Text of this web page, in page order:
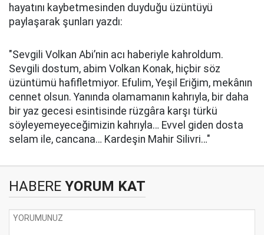
hayatını kaybetmesinden duyduğu üzüntüyü
paylaşarak şunları yazdı:
"Sevgili Volkan Abi’nin acı haberiyle kahroldum.
Sevgili dostum, abim Volkan Konak, hiçbir söz
üzüntümü hafifletmiyor. Efulim, Yeşil Eriğim, mekânın
cennet olsun. Yanında olamamanın kahrıyla, bir daha
bir yaz gecesi esintisinde rüzgâra karşı türkü
söyleyemeyeceğimizin kahrıyla… Evvel giden dosta
selam ile, cancana… Kardeşin Mahir Silivri…"
HABERE YORUM KAT